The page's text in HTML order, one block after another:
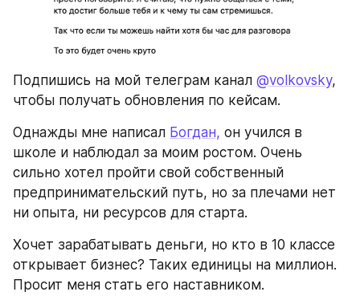
Подпишись на мой телеграм канал @volkovsky,
чтобы получать обновления по кейсам.
Однажды мне написал Богдан, он учился в
школе и наблюдал за моим ростом. Очень
сильно хотел пройти свой собственный
предпринимательский путь, но за плечами нет
ни опыта, ни ресурсов для старта.
Хочет зарабатывать деньги, но кто в 10 классе
открывает бизнес? Таких единицы на миллион.
Просит меня стать его наставником.